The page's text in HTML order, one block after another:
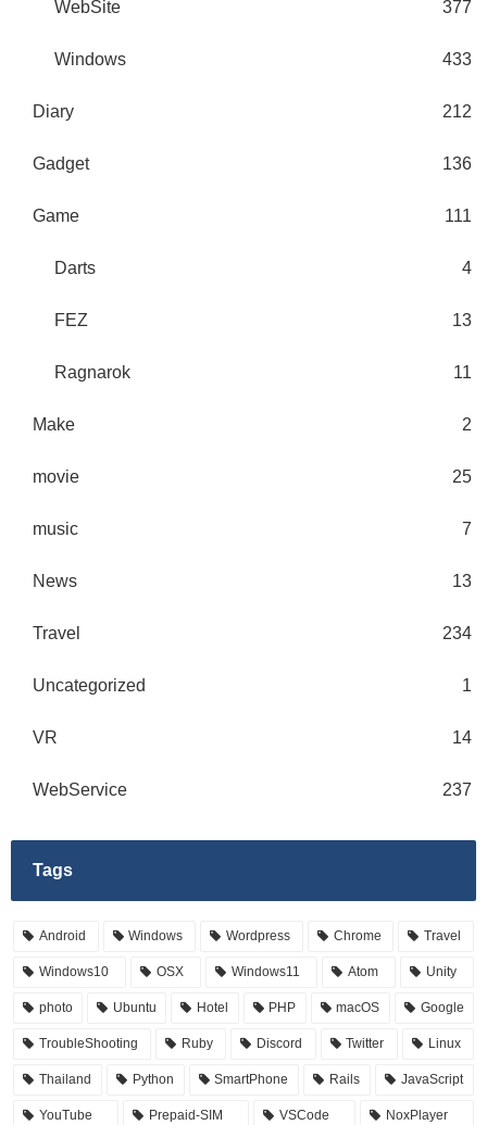
WebSite 377
Windows 433
Diary 212
Gadget 136
Game 111
Darts 4
FEZ 13
Ragnarok 11
Make 2
movie 25
music 7
News 13
Travel 234
Uncategorized 1
VR 14
WebService 237
Tags
Android Windows Wordpress Chrome Travel
Windows10 OSX Windows11 Atom Unity
photo Ubuntu Hotel PHP macOS Google
TroubleShooting Ruby Discord Twitter Linux
Thailand Python SmartPhone Rails JavaScript
YouTube Prepaid-SIM VSCode NoxPlayer